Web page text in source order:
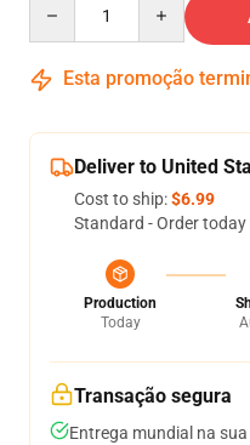
Esta promoção
Deliver to United
Cost to ship:$6.99
Standard - Order
Production
Today
Transação segura
Entrega mundial na